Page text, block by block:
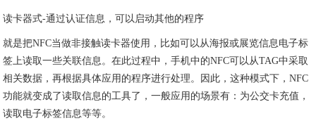
读卡器式-通过认证信息，可以启动其他的程序
就是把NFC当做非接触读卡器使用，比如可以从海报或展览信息电子标
签上读取一些关联信息。在此过程中，手机中的NFC可以从TAG中采取
相关数据，再根据具体应用的程序进行处理。因此，这种模式下，NFC
功能就变成了读取信息的工具了，一般应用的场景有：为公交卡充值，
读取电子标签信息等等。